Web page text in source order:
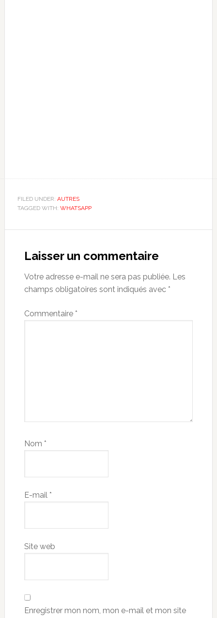
FILED UNDER: AUTRES
TAGGED WITH: WHATSAPP
Interactions
Laisser un commentaire
Votre adresse e-mail ne sera pas publiée. Les
champs obligatoires sont indiqués avec *
Commentaire *
Nom *
E-mail *
Site web
Enregistrer mon nom, mon e-mail et mon site